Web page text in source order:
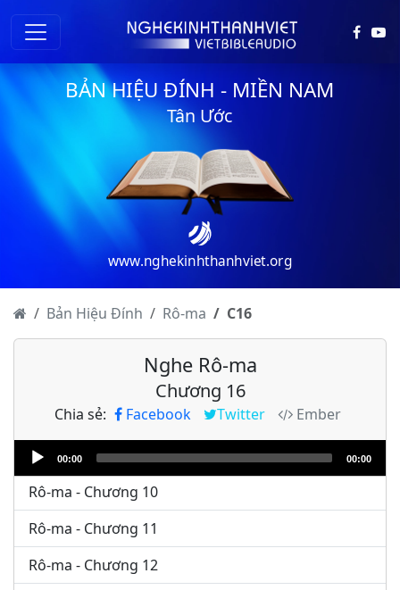
BẢN HIỆU ĐÍNH - MIỀN NAM
Tân Ước
www.nghekinhthanhviet.org
Bản Hiệu Đính Rô-ma C16
Nghe Rô-ma
Chương 16
Chia sẻ: Facebook Twitter
Ember
Audio
Player
00:00 00:00
Rô-ma - Chương 1
Rô-ma - Chương 2
Rô-ma - Chương 3
Rô-ma - Chương 4
Rô-ma - Chương 5
Rô-ma - Chương 6
Rô-ma - Chương 8
Rô-ma - Chương 9
Rô-ma - Chương 10
Rô-ma - Chương 11
Rô-ma - Chương 12